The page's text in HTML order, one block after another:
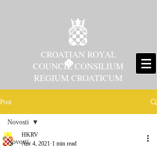
CROATIAN ROYAL
COUNCIL CONSILIUM
REGIUM CROATICUM
Post
Novosti
Novosti
HKRV
Apr 4, 2021 1 min read